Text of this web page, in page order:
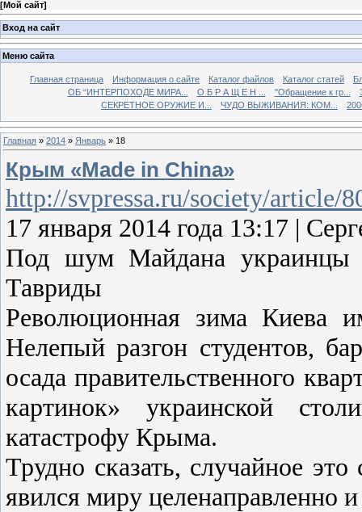
[Мой сайт]
Вход на сайт
Меню сайта
Главная страница Информация о сайте Каталог файлов Каталог статей
ОБ “ИНТЕРПОХОДЕ МИРА...
О Б Р А Щ Е Н ... "Обращение к гр...
СЕКРЕТНОЕ ОРУЖИЕ И...
ЧУДО ВЫЖИВАНИЯ: КОМ...
Главная » 2014 » Январь » 18
Крым «Made in China»
http://svpressa.ru/society/article/
17 января 2014 года 13:17 |
Под шум Майдана украинцы
Тавриды
Революционная зима Киева
Нелепый разгон студентов,
осада правительственного
картинок» украинской
катастрофу Крыма.
Трудно сказать, случайное
явился миру целенаправленно